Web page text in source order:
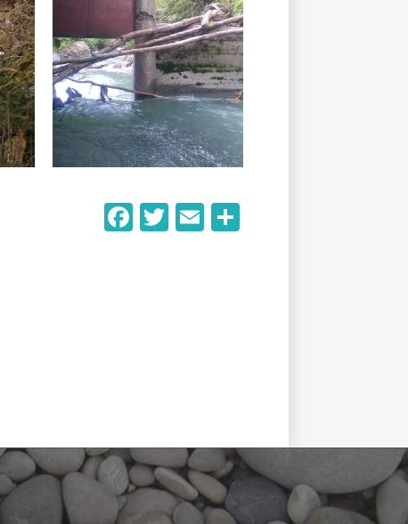
Facebook
Twitter
EmailPartager